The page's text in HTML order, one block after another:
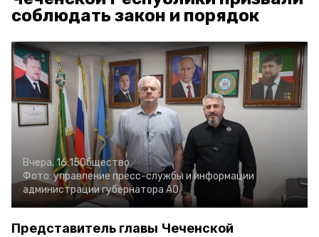
соблюдать закон и порядок
Вчера, 16:15Общество
Фото: управление пресс-службы и информации
администрации губернатора АО
Представитель главы Чеченской